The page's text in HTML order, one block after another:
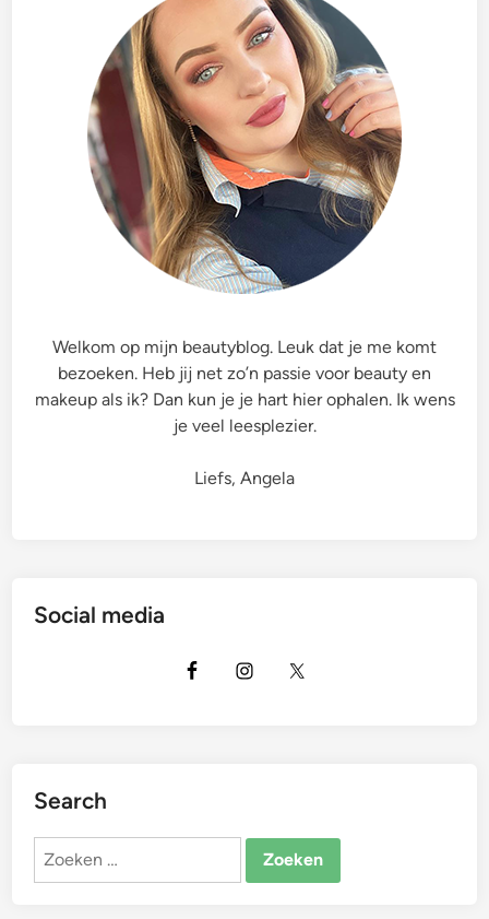
Welkom op mijn beautyblog. Leuk dat je me komt
bezoeken. Heb jij net zo’n passie voor beauty en
makeup als ik? Dan kun je je hart hier ophalen. Ik wens
je veel leesplezier.
Liefs, Angela
Social media
Search
Zoeken